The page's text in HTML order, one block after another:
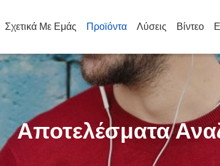
Σχετικά Με Εμάς Προϊόντα Λύσεις Βίντεο
Αποτελέσματα